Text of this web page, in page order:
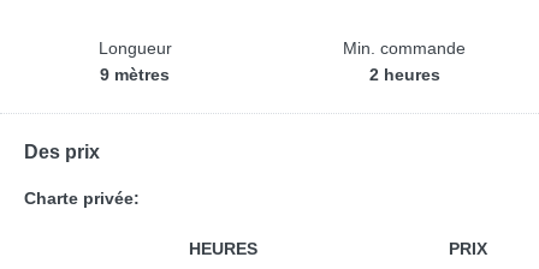
Longueur
9 mètres
Min. commande
2 heures
Des prix
Charte privée:
HEURES PRIX